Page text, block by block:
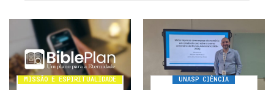
MISSÃO E ESPIRITUALIDADE UNASP CIÊNCIA